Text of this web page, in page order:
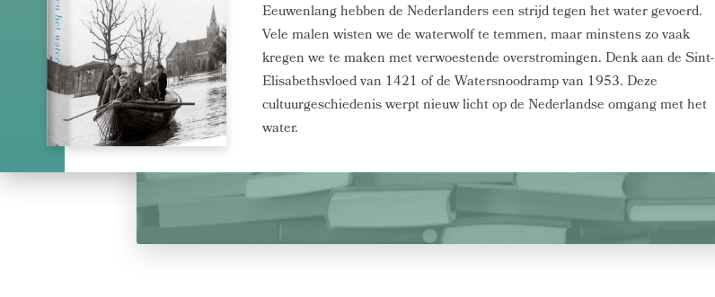
Eeuwenlang hebben de Nederlanders een strijd tegen het water gevoerd.
Vele malen wisten we de waterwolf te temmen, maar minstens zo vaak
kregen we te maken met verwoestende overstromingen. Denk aan de Sint-
Elisabethsvloed van 1421 of de Watersnoodramp van 1953. Deze
cultuurgeschiedenis werpt nieuw licht op de Nederlandse omgang met het
water.